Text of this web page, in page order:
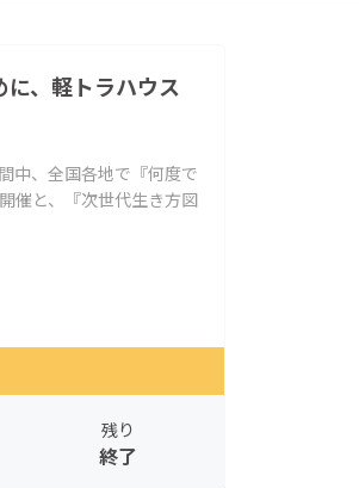
に、軽トラハウス
中、全国各地で『何度で
催と、『次世代生き方図
残り
終了